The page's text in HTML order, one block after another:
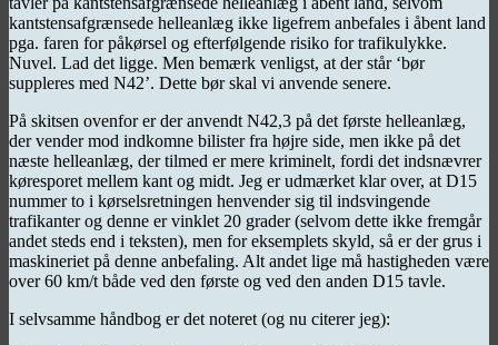
kantstensafgrænsede helleanlæg ikke ligefrem anbefales i åbent land
pga. faren for påkørsel og efterfølgende risiko for trafikulykke.
Nuvel. Lad det ligge. Men bemærk venligst, at der står ‘bør
suppleres med N42’. Dette bør skal vi anvende senere.
På skitsen ovenfor er der anvendt N42,3 på det første helleanlæg,
der vender mod indkomne bilister fra højre side, men ikke på det
næste helleanlæg, der tilmed er mere kriminelt, fordi det indsnævrer
køresporet mellem kant og midt. Jeg er udmærket klar over, at D15
nummer to i kørselsretningen henvender sig til indsvingende
trafikanter og denne er vinklet 20 grader (selvom dette ikke fremgår
andet steds end i teksten), men for eksemplets skyld, så er der grus i
maskineriet på denne anbefaling. Alt andet lige må hastigheden være
over 60 km/t både ved den første og ved den anden D15 tavle.
I selvsamme håndbog er det noteret (og nu citerer jeg):